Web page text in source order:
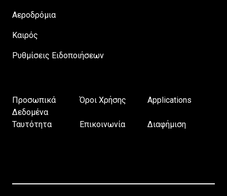
Αεροδρόμια
Καιρός
Ρυθμίσεις Ειδοποιήσεων
Προσωπικά
Δεδομένα
Όροι Χρήσης Applications
Ταυτότητα Επικοινωνία Διαφήμιση